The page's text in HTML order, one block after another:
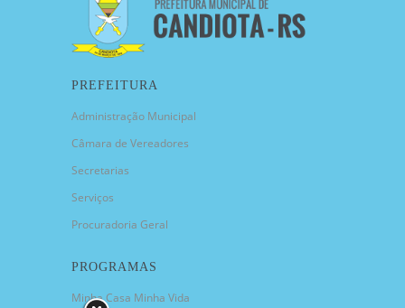
PREFEITURA
Administração Municipal
Câmara de Vereadores
Secretarias
Serviços
Procuradoria Geral
PROGRAMAS
Minha Casa Minha Vida